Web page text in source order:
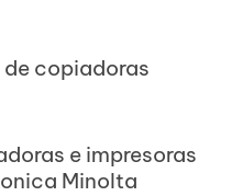
copiadoras
e impresoras
Minolta